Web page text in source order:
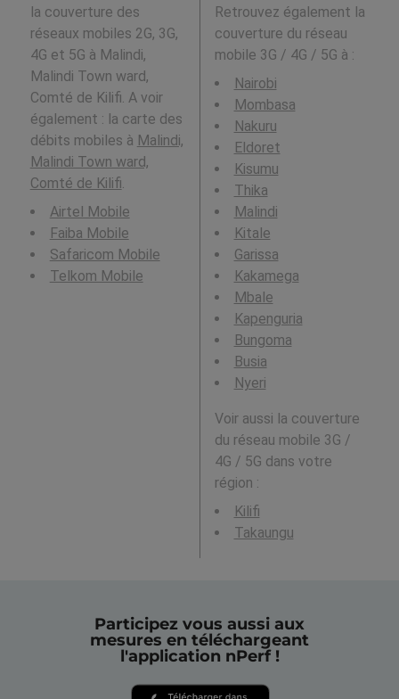
la couverture des
réseaux mobiles 2G, 3G,
4G et 5G à Malindi,
Malindi Town ward,
Comté de Kilifi. A voir
également : la carte des
débits mobiles à Malindi,
Malindi Town ward,
Comté de Kilifi
Airtel Mobile
Faiba Mobile
Safaricom Mobile
Telkom Mobile
Retrouvez également la
couverture du réseau
mobile 3G / 4G / 5G à :
Nairobi
Mombasa
Nakuru
Eldoret
Kisumu
Thika
Malindi
Kitale
Garissa
Kakamega
Mbale
Kapenguria
Bungoma
Busia
Nyeri
Voir aussi la couverture
du réseau mobile 3G /
4G / 5G dans votre
région :
Kilifi
Takaungu
Participez vous aussi aux
mesures en téléchargeant
l'application nPerf !